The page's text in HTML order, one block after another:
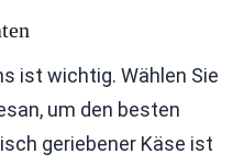
ist wichtig. Wählen Sie
um den besten
geriebener Käse ist